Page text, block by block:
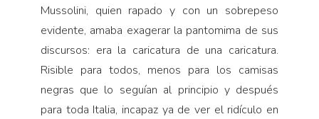
Mussolini, quien rapado y con un sobrepeso
evidente, amaba exagerar la pantomima de sus
discursos: era la caricatura de una caricatura.
Risible para todos, menos para los camisas
negras que lo seguían al principio y después
para toda Italia, incapaz ya de ver el ridículo en